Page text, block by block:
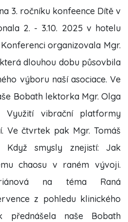
3. ročníku konfeence Dítě v
2. - 3.10. 2025 v hotelu
organizovala Mgr.
dlouhou dobu půsovbila
výboru naší asociace. Ve
Bobath lektorka Mgr. Olga
Využití vibrační platformy
Ve čtvrtek pak Mgr. Tomáš
Když smysly znejistí: Jak
chaosu v raném vývoji.
na téma Raná
z pohledu klinického
přednášela naše Bobath